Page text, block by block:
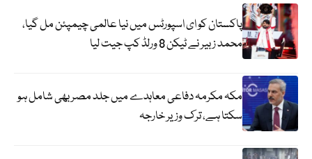
پاکستان کو ای اسپورٹس میں نیا عالمی چیمپئن مل گیا،
محمد زبیر نے ٹیکن 8 ورلڈ کپ جیت لیا
مکہ مکرمہ دفاعی معاہدے میں جلد مصر بھی شامل ہو
سکتا ہے، ترک وزیر خارجہ